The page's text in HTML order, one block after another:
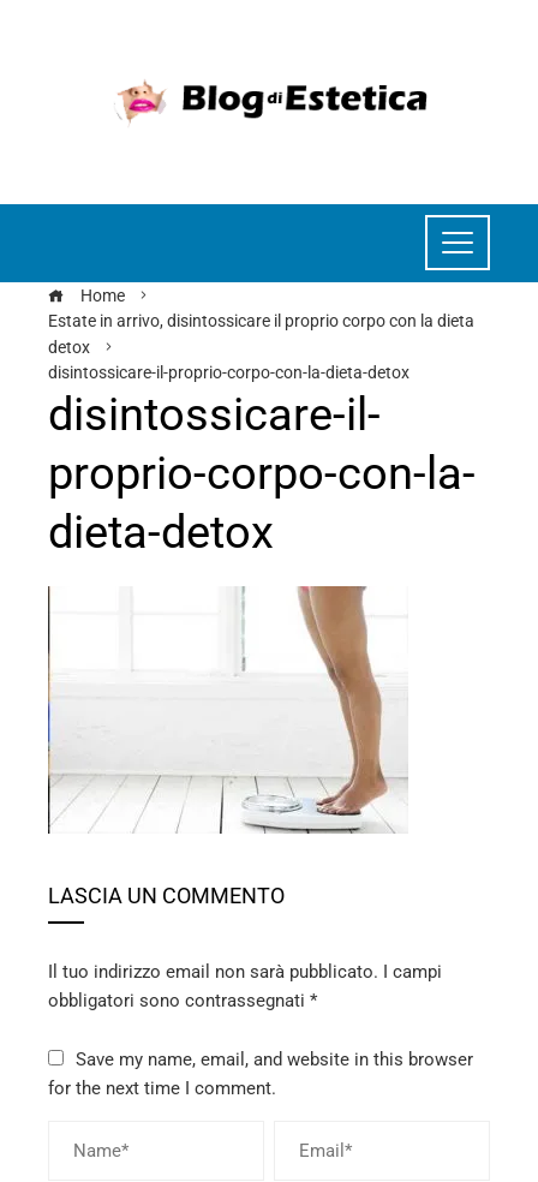
Home
Estate in arrivo, disintossicare il proprio corpo con la dieta
detox
disintossicare-il-proprio-corpo-con-la-dieta-detox
disintossicare-il-
proprio-corpo-con-la-
dieta-detox
LASCIA UN COMMENTO
Il tuo indirizzo email non sarà pubblicato. I campi
obbligatori sono contrassegnati *
Save my name, email, and website in this browser
for the next time I comment.